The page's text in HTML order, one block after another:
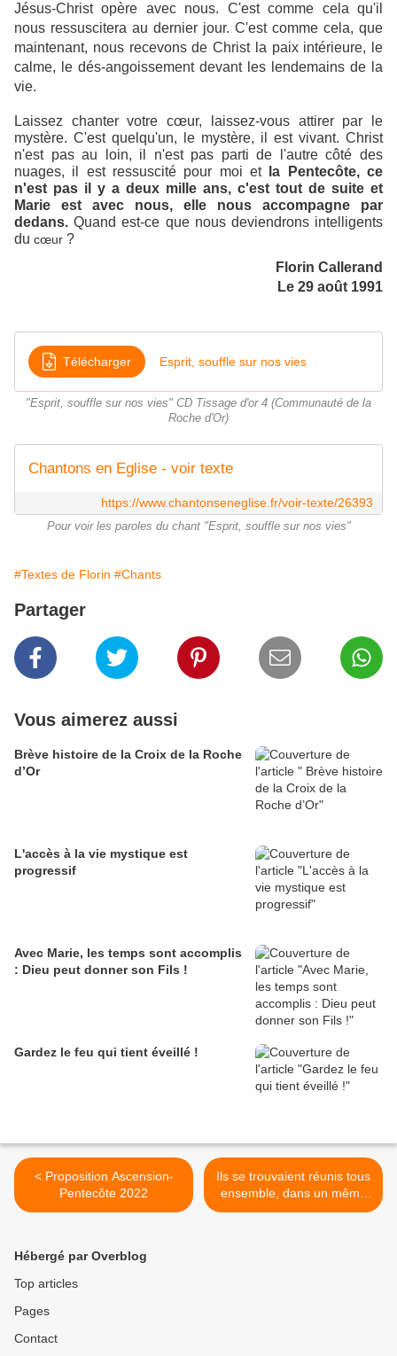
Jésus-Christ opère avec nous. C'est comme cela qu'il
nous ressuscitera au dernier jour. C'est comme cela, que
maintenant, nous recevons de Christ la paix intérieure, le
calme, le dés-angoissement devant les lendemains de la
vie.
Laissez chanter votre cœur, laissez-vous attirer par le
mystère. C'est quelqu'un, le mystère, il est vivant. Christ
n'est pas au loin, il n'est pas parti de l'autre côté des
nuages, il est ressuscité pour moi et
la Pentecôte, ce
n'est pas il y a deux mille ans, c'est tout de suite et
Marie est avec nous, elle nous accompagne par
dedans.Quand est-ce que nous deviendrons intelligents
du cœur ?
Florin Callerand
Le 29 août 1991
Télécharger Esprit, souffle sur nos vies
"Esprit, souffle sur nos vies" CD Tissage d'or 4 (Communauté de la
Roche d'Or)
Chantons en Eglise - voir texte
https://www.chantonseneglise.fr/voir-texte/26393
Pour voir les paroles du chant "Esprit, souffle sur nos vies"
#Textes de Florin #Chants
Partager
Vous aimerez aussi
Brève histoire de la Croix de la Roche
d’Or
L'accès à la vie mystique est
progressif
Avec Marie, les temps sont accomplis
: Dieu peut donner son Fils !
Gardez le feu qui tient éveillé !
< Proposition Ascension-
Pentecôte 2022
Ils se trouvaient réunis tous
ensemble, dans un même
lieu… >
Hébergé par Overblog
Top articles
Pages
Contact